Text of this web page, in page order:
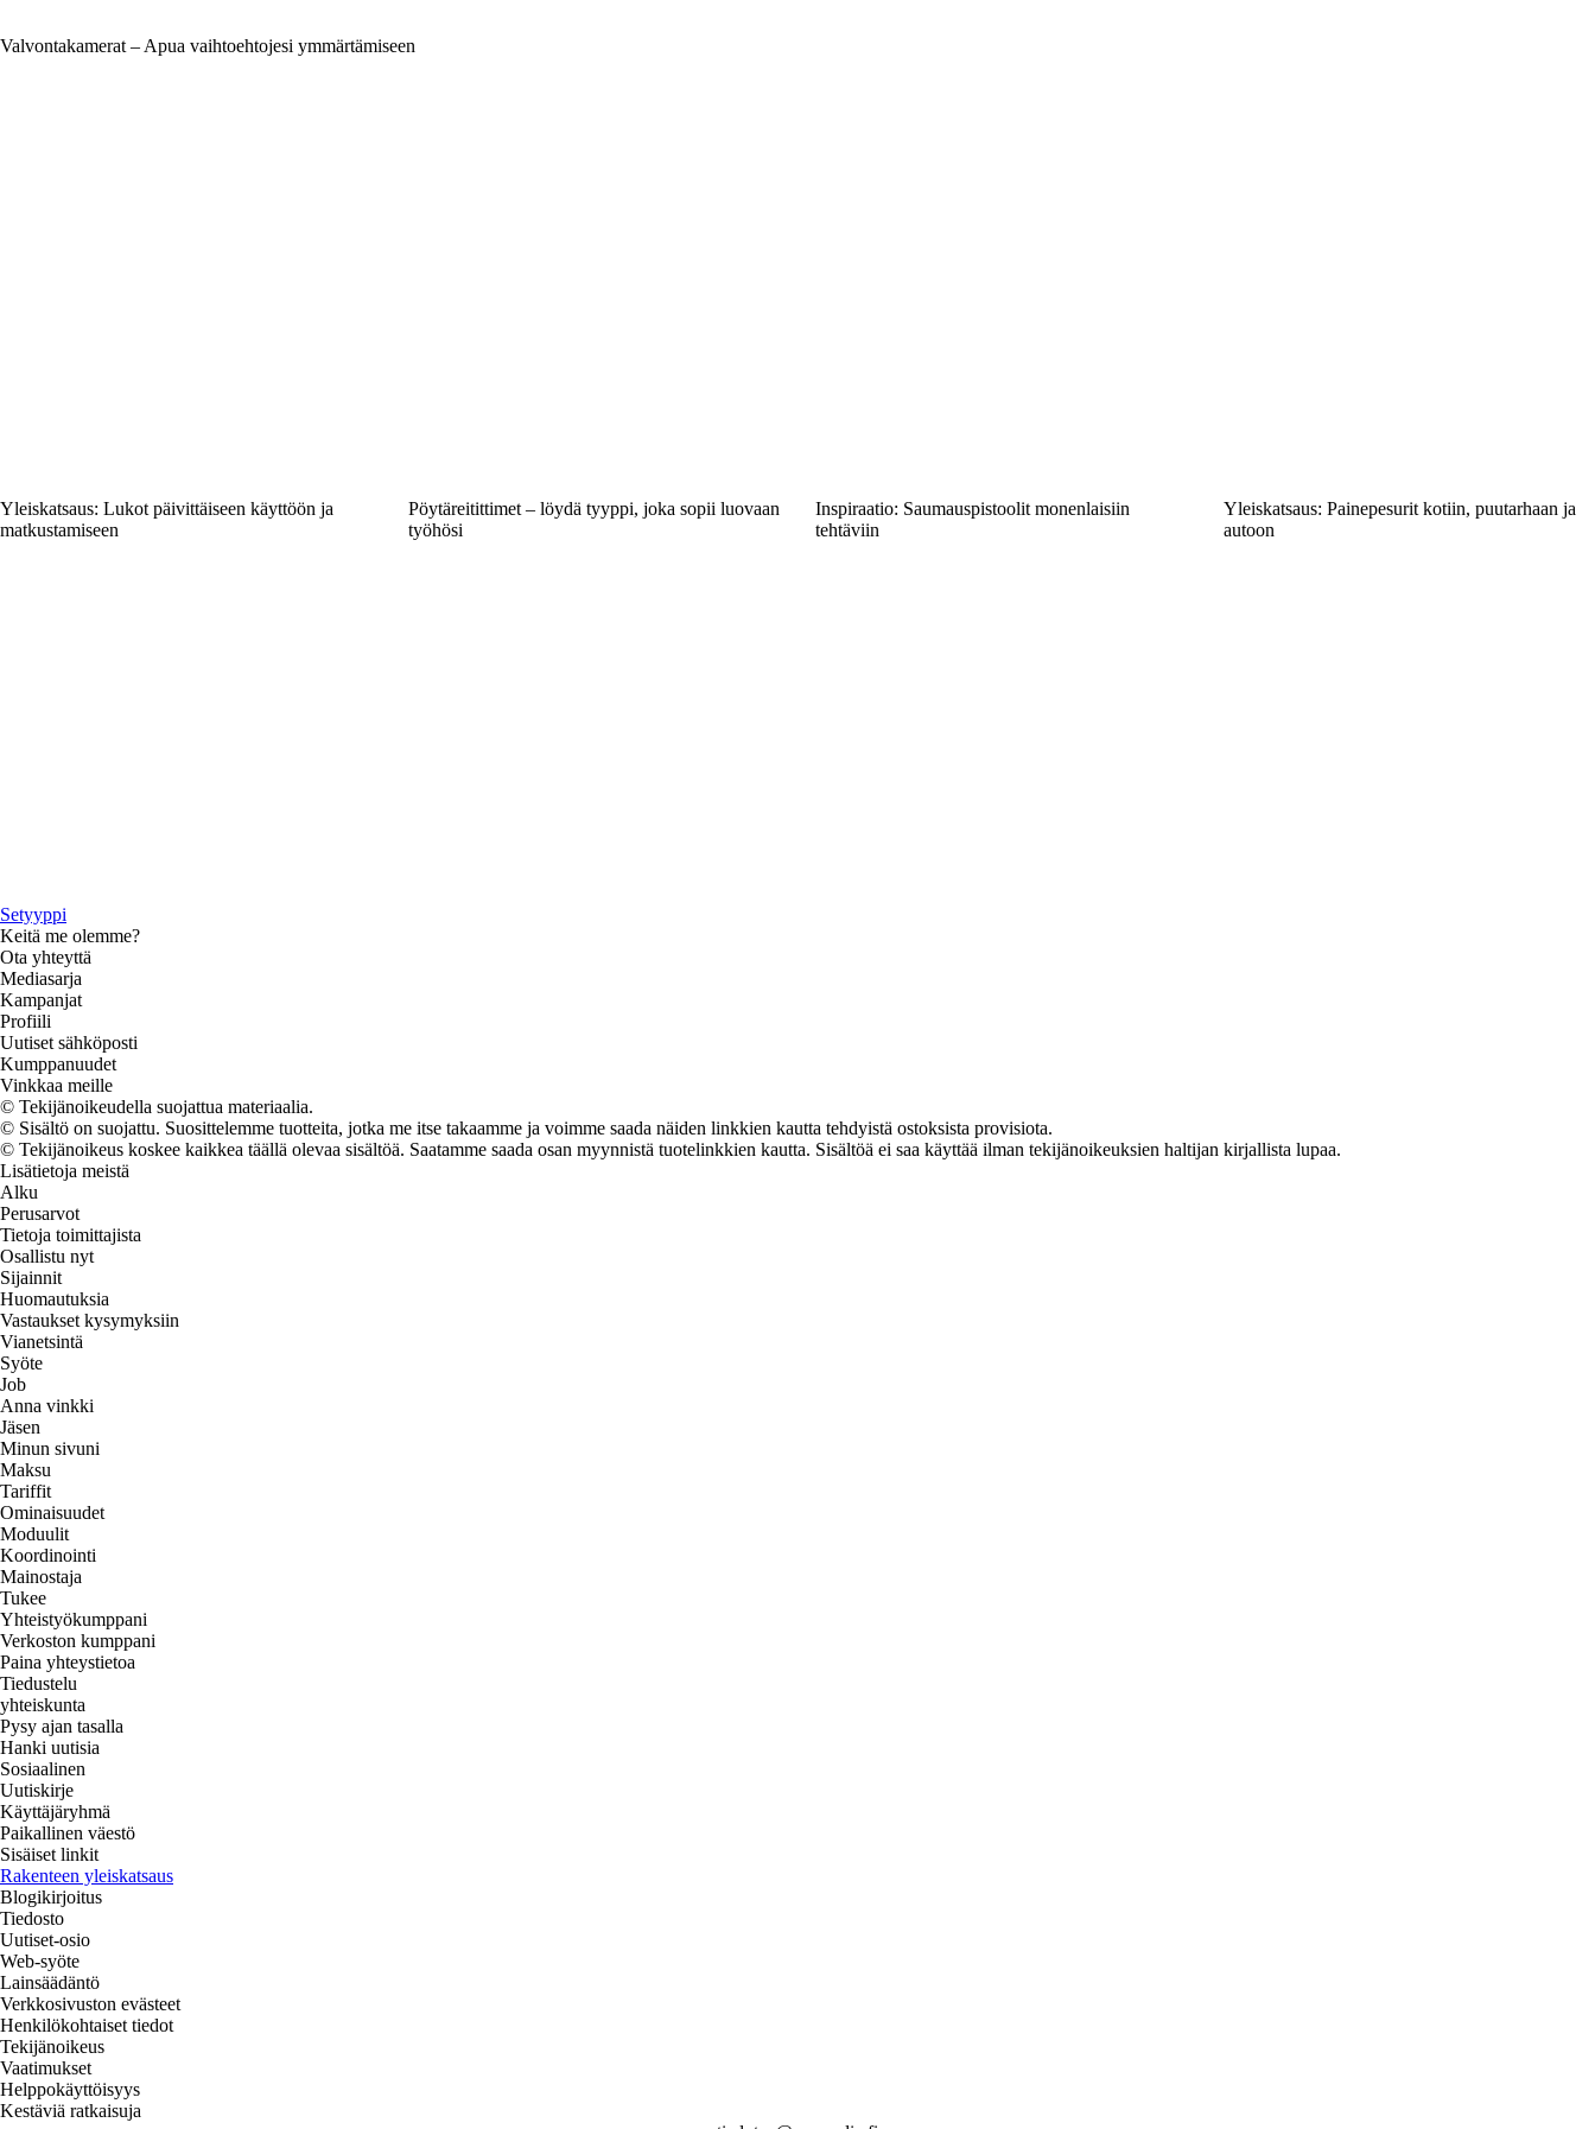
Valvontakamerat – Apua vaihtoehtojesi ymmärtämiseen
Yleiskatsaus: Lukot päivittäiseen käyttöön ja
matkustamiseen
Pöytäreitittimet – löydä tyyppi, joka sopii luovaan
työhösi
Inspiraatio: Saumauspistoolit monenlaisiin
tehtäviin
Yleiskatsaus: Painepesurit kotiin, puutarhaan ja
autoon
Setyyppi
Keitä me olemme?
Ota yhteyttä
Mediasarja
Kampanjat
Profiili
Uutiset sähköposti
Kumppanuudet
Vinkkaa meille
© Tekijänoikeudella suojattua materiaalia.
© Sisältö on suojattu. Suosittelemme tuotteita, jotka me itse takaamme ja voimme saada näiden linkkien kautta tehdyistä ostoksista provisiota.
© Tekijänoikeus koskee kaikkea täällä olevaa sisältöä. Saatamme saada osan myynnistä tuotelinkkien kautta. Sisältöä ei saa käyttää ilman tekijänoikeuksien haltijan kirjallista lupaa.
Lisätietoja meistä
Alku
Perusarvot
Tietoja toimittajista
Osallistu nyt
Sijainnit
Huomautuksia
Vastaukset kysymyksiin
Vianetsintä
Syöte
Job
Anna vinkki
Jäsen
Minun sivuni
Maksu
Tariffit
Ominaisuudet
Moduulit
Koordinointi
Mainostaja
Tukee
Yhteistyökumppani
Verkoston kumppani
Paina yhteystietoa
Tiedustelu
yhteiskunta
Pysy ajan tasalla
Hanki uutisia
Sosiaalinen
Uutiskirje
Käyttäjäryhmä
Paikallinen väestö
Sisäiset linkit
Rakenteen yleiskatsaus
Blogikirjoitus
Tiedosto
Uutiset-osio
Web-syöte
Lainsäädäntö
Verkkosivuston evästeet
Henkilökohtaiset tiedot
Tekijänoikeus
Vaatimukset
Helppokäyttöisyys
Kestäviä ratkaisuja